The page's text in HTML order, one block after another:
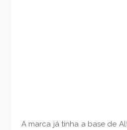
A marca já tinha a base de